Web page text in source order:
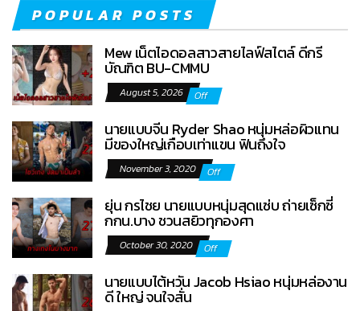
POPULAR POSTS
Mew เน็ตไอดอลสาวสายไลฟ์สไตล์ ดีกรี
บัณฑิต BU-CMMU
August 5, 2026 Off
นายแบบจีน Ryder Shao หนุ่มหล่อผิวแทน
มีของใหญ่เกือบเท่าแขน ฟินถึงใจ
November 3, 2020 Off
ยุ่น กรไชย นายแบบหนุ่มสุดแซ่บ ถ่ายเซ็กซี่
กกน.บาง ชวนสยิวทุกองศา
October 30, 2020 Off
นายแบบไต้หวัน Jacob Hsiao หนุ่มหล่องาน
ดี ใหญ่ จนใจสั่น